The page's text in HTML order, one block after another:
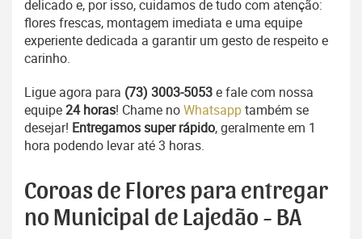
delicado e, por isso, cuidamos de tudo com atenção:
flores frescas, montagem imediata e uma equipe
experiente dedicada a garantir um gesto de respeito e
carinho.
Ligue agora para (73) 3003-5053e fale com nossa
equipe24 horas! Chame noWhatsapptambém se
desejar! Entregamos super rápido, geralmente em 1
hora podendo levar até 3 horas.
Coroas de Flores para entregar
no Municipal de Lajedão - BA